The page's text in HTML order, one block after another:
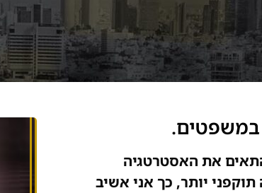
את האסטרטגיה
יותר, כך אני אשיב